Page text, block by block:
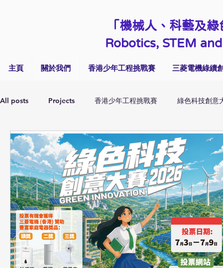
「機械人、科藝及
Robotics, STEM
主頁 關於我們 香港少年工程挑戰賽 三菱電機綠續
All posts Projects 香港少年工程挑戰賽 綠色科技創意
Talk & Seminar